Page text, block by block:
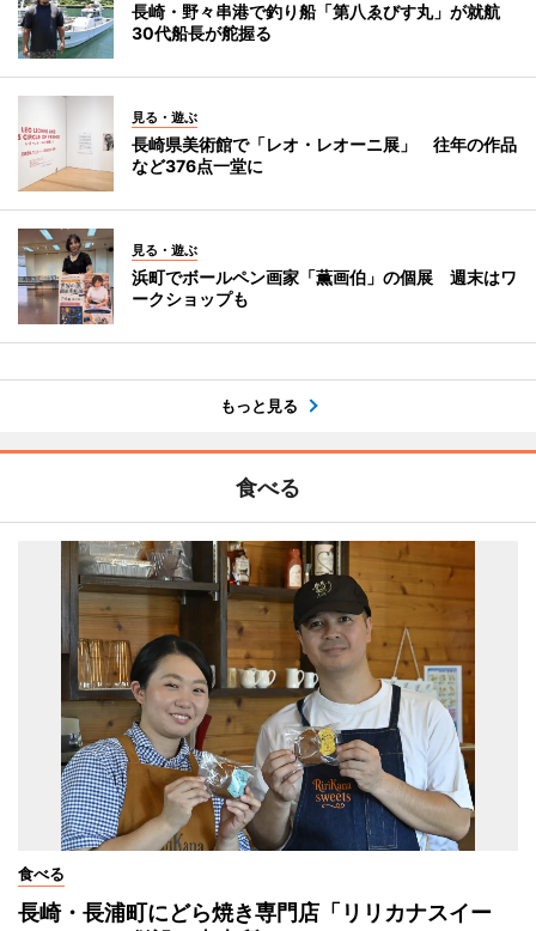
長崎・野々串港で釣り船「第八ゑびす丸」が就航
30代船長が舵握る
見る・遊ぶ
長崎県美術館で「レオ・レオーニ展」 往年の作品
など376点一堂に
見る・遊ぶ
浜町でボールペン画家「薫画伯」の個展 週末はワ
ークショップも
もっと見る
食べる
食べる
長崎・長浦町にどら焼き専門店「リリカナスイー